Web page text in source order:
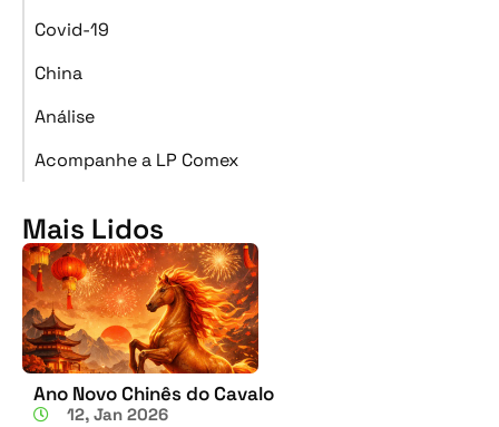
Covid-19
China
Análise
Acompanhe a LP Comex
Mais Lidos
Ano Novo Chinês do Cavalo
12, Jan 2026